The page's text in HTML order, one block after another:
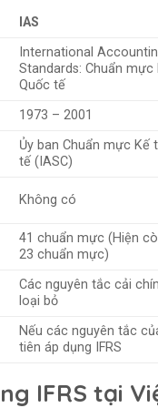
IAS
International
Standards: Chuẩn mực
Quốc tế
1973 – 2001
Ủy ban Chuẩn mực Kế
tế (IASC)
Không có
41 chuẩn mực (Hiện
23 chuẩn mực)
Các nguyên tắc cải
loại bỏ
Nếu các nguyên tắc
tiên áp dụng IFRS
IFRS tại